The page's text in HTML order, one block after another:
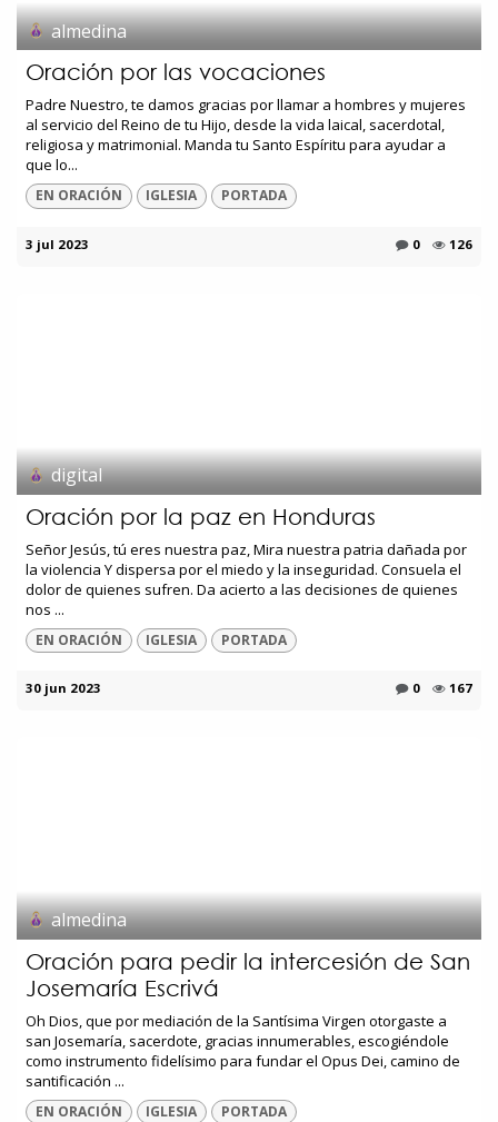
almedina
Oración por las vocaciones
Padre Nuestro, te damos gracias por llamar a hombres y mujeres
al servicio del Reino de tu Hijo, desde la vida laical, sacerdotal,
religiosa y matrimonial. Manda tu Santo Espíritu para ayudar a
que lo...
EN ORACIÓN IGLESIA PORTADA
3 jul 2023 0 126
digital
Oración por la paz en Honduras
Señor Jesús, tú eres nuestra paz, Mira nuestra patria dañada por
la violencia Y dispersa por el miedo y la inseguridad. Consuela el
dolor de quienes sufren. Da acierto a las decisiones de quienes
nos ...
EN ORACIÓN IGLESIA PORTADA
30 jun 2023 0 167
almedina
Oración para pedir la intercesión de San
Josemaría Escrivá
Oh Dios, que por mediación de la Santísima Virgen otorgaste a
san Josemaría, sacerdote, gracias innumerables, escogiéndole
como instrumento fidelísimo para fundar el Opus Dei, camino de
santificación ...
EN ORACIÓN IGLESIA PORTADA